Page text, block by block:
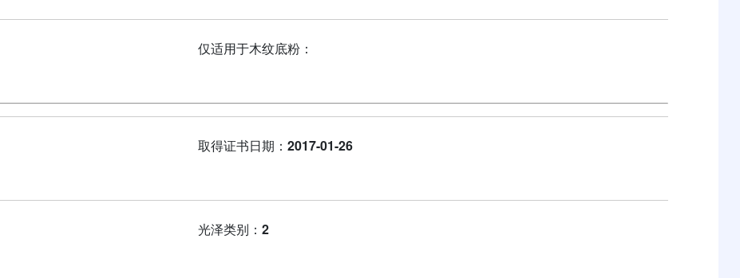
仅适用于木纹底粉：
取得证书日期：2017-01-26
光泽类别：2